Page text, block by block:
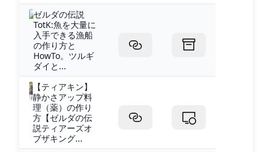
ゼルダの伝説
TotK:魚を大量に
入手できる漁船
の作り方と
HowTo。ツルギ
ダイと...
【ティアキン】
静かさアップ料
理（薬）の作り
方【ゼルダの伝
説ティアーズオ
ブザキング...